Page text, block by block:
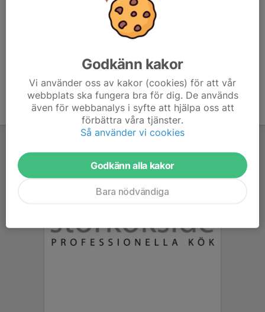
Godkänn kakor
Vi använder oss av kakor (cookies) för att vår
webbplats ska fungera bra för dig. De används
även för webbanalys i syfte att hjälpa oss att
förbättra våra tjänster.
Så använder vi cookies
Godkänn alla kakor
Bara nödvändiga